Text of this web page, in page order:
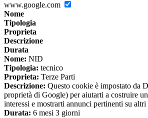
www.google.com
Nome
Tipologia
Proprieta
Descrizione
Durata
Nome: NID
Tipologia: tecnico
Proprieta: Terze Parti
Descrizione: Questo cookie è impostato da
proprietà di Google) per aiutarti a costruire
interessi e mostrarti annunci pertinenti su altri
Durata: 6 mesi 3 giorni